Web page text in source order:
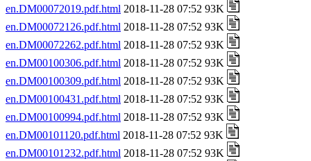
en.DM00072019.pdf.html 2018-11-28 07:52 93K
en.DM00072126.pdf.html 2018-11-28 07:52 93K
en.DM00072262.pdf.html 2018-11-28 07:52 93K
en.DM00100306.pdf.html 2018-11-28 07:52 93K
en.DM00100309.pdf.html 2018-11-28 07:52 93K
en.DM00100431.pdf.html 2018-11-28 07:52 93K
en.DM00100994.pdf.html 2018-11-28 07:52 93K
en.DM00101120.pdf.html 2018-11-28 07:52 93K
en.DM00101232.pdf.html 2018-11-28 07:52 93K